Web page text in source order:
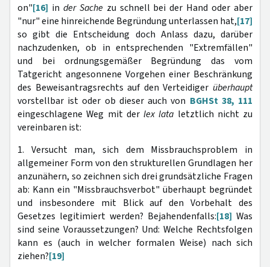
on"[16] in der Sache zu schnell bei der Hand oder aber
"nur" eine hinreichende Begründung unterlassen hat,[17]
so gibt die Entscheidung doch Anlass dazu, darüber
nachzudenken, ob in entsprechenden "Extremfällen"
und bei ordnungsgemäßer Begründung das vom
Tatgericht angesonnene Vorgehen einer Beschränkung
des Beweisantragsrechts auf den Verteidiger überhaupt
vorstellbar ist oder ob dieser auch von BGHSt 38, 111
eingeschlagene Weg mit der lex lata letztlich nicht zu
vereinbaren ist:
1. Versucht man, sich dem Missbrauchsproblem in
allgemeiner Form von den strukturellen Grundlagen her
anzunähern, so zeichnen sich drei grundsätzliche Fragen
ab: Kann ein "Missbrauchsverbot" überhaupt begründet
und insbesondere mit Blick auf den Vorbehalt des
Gesetzes legitimiert werden? Bejahendenfalls:[18] Was
sind seine Voraussetzungen? Und: Welche Rechtsfolgen
kann es (auch in welcher formalen Weise) nach sich
ziehen?[19]